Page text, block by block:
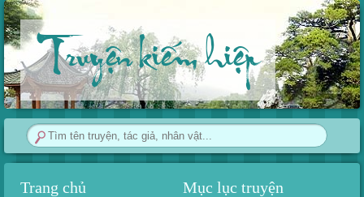
Truyện kiếm hiệp
Trang chủ Mục lục truyện